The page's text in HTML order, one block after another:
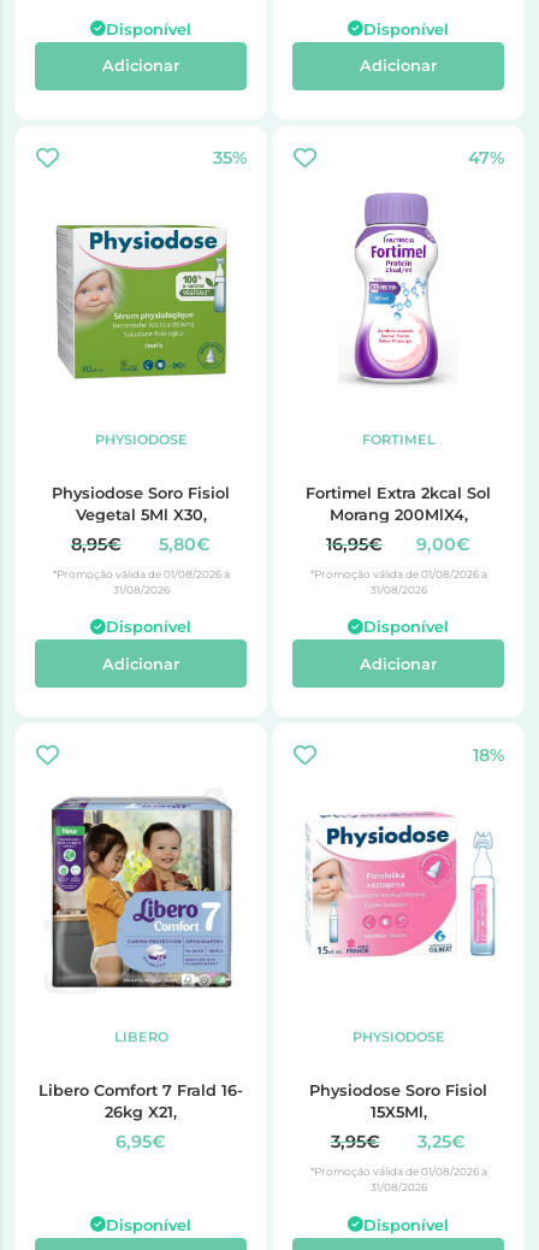
Disponível
Adicionar
Disponível
Adicionar
35%
PHYSIODOSE
Physiodose Soro Fisiol
Vegetal 5Ml X30,
8,95€ 5,80€
*Promoção válida de 01/08/2026 a
31/08/2026
Disponível
Adicionar
47%
FORTIMEL
Fortimel Extra 2kcal Sol
Morang 200MlX4,
16,95€ 9,00€
*Promoção válida de 01/08/2026 a
31/08/2026
Disponível
Adicionar
LIBERO
Libero Comfort 7 Frald 16-
26kg X21,
6,95€
Disponível
18%
PHYSIODOSE
Physiodose Soro Fisiol
15X5Ml,
3,95€ 3,25€
*Promoção válida de 01/08/2026 a
31/08/2026
Disponível